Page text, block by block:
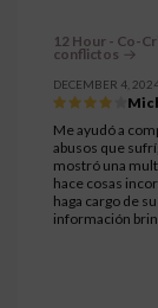
12 Hour - Co-
conflictos
DECEMBER 4,
Me ayudó a
abusos que
mostró una
hace cosas
haga cargo de
información